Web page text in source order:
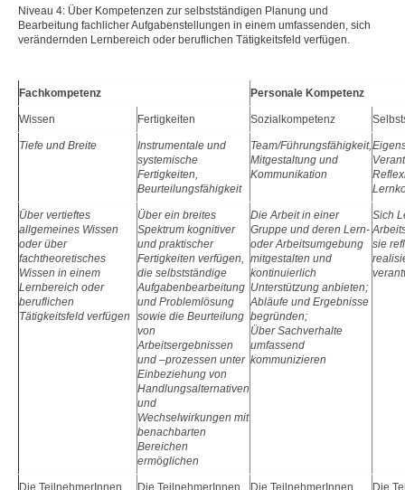
Niveau 4: Über Kompetenzen zur selbstständigen Planung und
Bearbeitung fachlicher Aufgabenstellungen in einem umfassenden, sich
verändernden Lernbereich oder beruflichen Tätigkeitsfeld verfügen.
Fachkompetenz Personale Kompetenz
Wissen Fertigkeiten Sozialkompetenz
Tiefe und Breite
Instrumentale und
systemische
Fertigkeiten,
Beurteilungsfähigkeit
Team/Führungsfähigkeit,
Mitgestaltung und
Kommunikation
Über vertieftes
allgemeines Wissen
oder über
fachtheoretisches
Wissen in einem
Lernbereich oder
beruflichen
Tätigkeitsfeld verfügen
Über ein breites
Spektrum kognitiver
und praktischer
Fertigkeiten verfügen,
die selbstständige
Aufgabenbearbeitung
und Problemlösung
sowie die Beurteilung
von
Arbeitsergebnissen
und –prozessen unter
Einbeziehung von
Handlungsalternativen
und
Wechselwirkungen mit
benachbarten
Bereichen
ermöglichen
Die Arbeit in einer
Gruppe und deren Lern-
oder Arbeitsumgebung
mitgestalten und
kontinuierlich
Unterstützung anbieten;
Abläufe und Ergebnisse
begründen;
Über Sachverhalte
umfassend
kommunizieren
Sich
sie
Die TeilnehmerInnen Die TeilnehmerInnen Die TeilnehmerInnen Die